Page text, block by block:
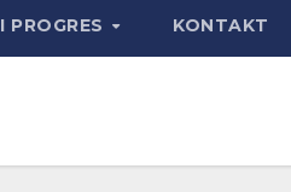
PROGRES KONTAKT